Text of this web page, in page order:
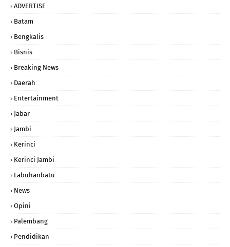
ADVERTISE
Batam
Bengkalis
Bisnis
Breaking News
Daerah
Entertainment
Jabar
Jambi
Kerinci
Kerinci Jambi
Labuhanbatu
News
Opini
Palembang
Pendidikan